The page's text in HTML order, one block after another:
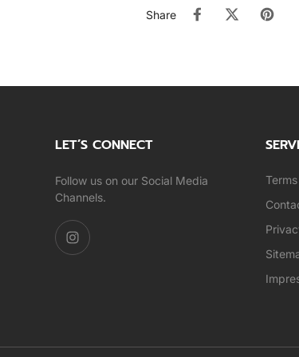
Share
LET’S CONNECT
Follow us on our Social Media
Channels.